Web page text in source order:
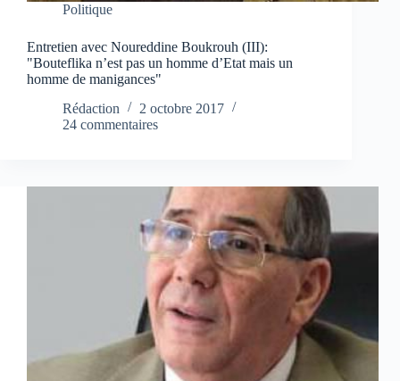
Politique
Entretien avec Noureddine Boukrouh (III):
"Bouteflika n’est pas un homme d’Etat mais un
homme de manigances"
Rédaction
2 octobre 2017
24 commentaires